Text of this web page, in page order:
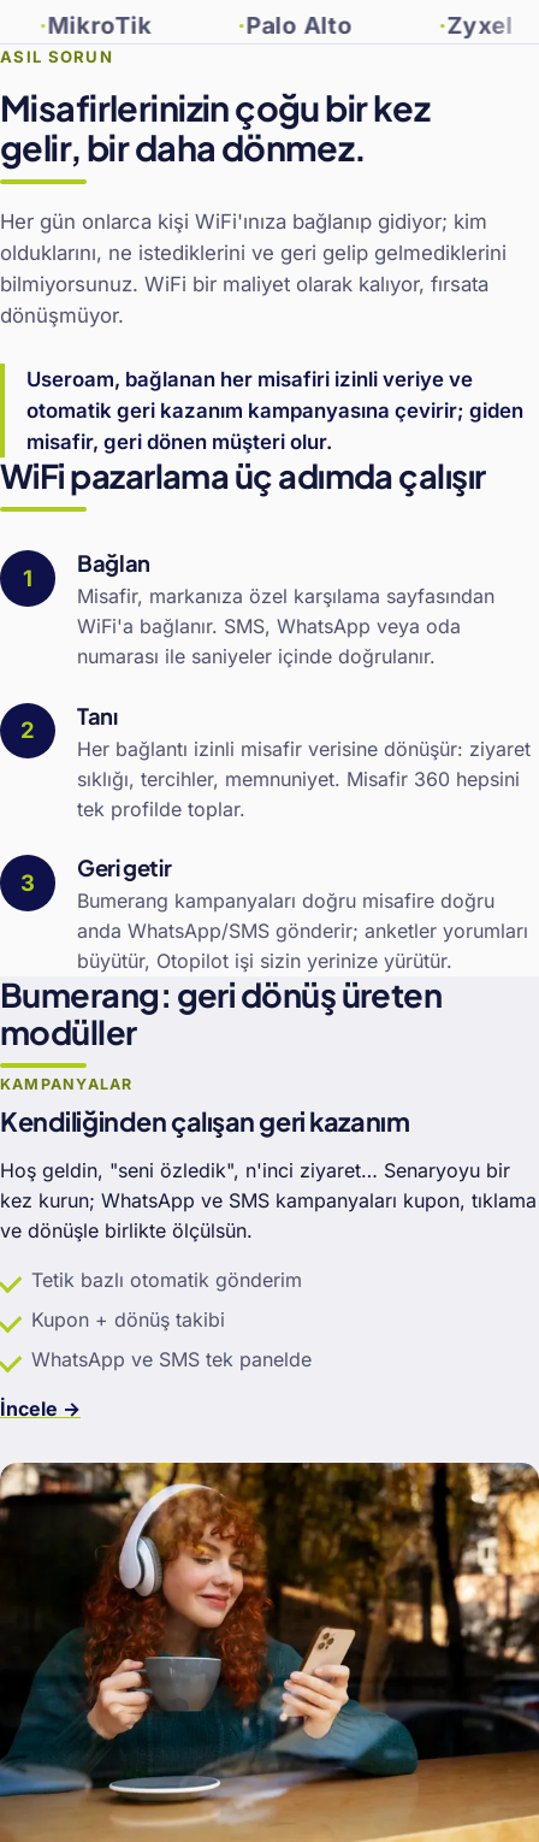
Palo Alto Zyxel
ASIL SORUN
Misafirlerinizin çoğu bir kez
gelir, bir daha dönmez.
Her gün onlarca kişi WiFi'ınıza bağlanıp gidiyor; kim
olduklarını, ne istediklerini ve geri gelip gelmediklerini
bilmiyorsunuz. WiFi bir maliyet olarak kalıyor, fırsata
dönüşmüyor.
Useroam, bağlanan her misafiri izinli veriye ve
otomatik geri kazanım kampanyasına çevirir; giden
misafir, geri dönen müşteri olur.
WiFi pazarlama üç adımda çalışır
Bağlan
Misafir, markanıza özel karşılama sayfasından
WiFi'a bağlanır. SMS, WhatsApp veya oda
numarası ile saniyeler içinde doğrulanır.
Tanı
Her bağlantı izinli misafir verisine dönüşür: ziyaret
sıklığı, tercihler, memnuniyet. Misafir 360 hepsini
tek profilde toplar.
Geri getir
Bumerang kampanyaları doğru misafire doğru
anda WhatsApp/SMS gönderir; anketler yorumları
büyütür, Otopilot işi sizin yerinize yürütür.
Bumerang: geri dönüş üreten
modüller
KAMPANYALAR
Kendiliğinden çalışan geri kazanım
Hoş geldin, "seni özledik", n'inci ziyaret… Senaryoyu bir
kez kurun; WhatsApp ve SMS kampanyaları kupon, tıklama
ve dönüşle birlikte ölçülsün.
Tetik bazlı otomatik gönderim
Kupon + dönüş takibi
WhatsApp ve SMS tek panelde
İncele →